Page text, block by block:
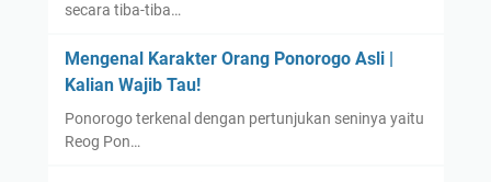
secara tiba-tiba…
Mengenal Karakter Orang Ponorogo Asli |
Kalian Wajib Tau!
Ponorogo terkenal dengan pertunjukan seninya yaitu
Reog Pon…